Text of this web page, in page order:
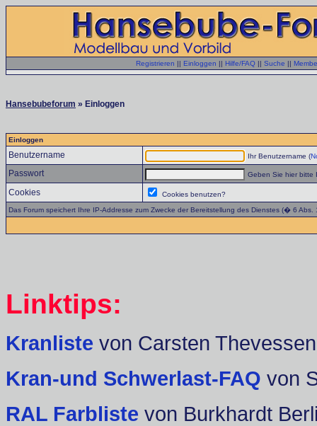
Registrieren || Einloggen || Hilfe/FAQ || Suche ||
Hansebubeforum » Einloggen
Einloggen
Benutzername Ihr Benutzername (
Passwort Geben Sie hier bitte
Cookies
Cookies benutzen?
Das Forum speichert Ihre IP-Addresse zum Zwecke der Bereitstellung des Dienstes (� 6
Linktips:
Kranliste von Carsten Thevessen
Kran-und Schwerlast-FAQ von
RAL Farbliste von Burkhardt